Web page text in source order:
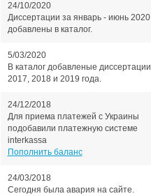
24/10/2020
Диссертации за январь - июнь 2020
добавлены в каталог.
5/03/2020
В каталог добавленые диссертации
2017, 2018 и 2019 года.
24/12/2018
Для приема платежей с Украины
подобавили платежную системе
interkassa
Пополнить баланс
24/03/2018
Сегодня была авария на сайте.